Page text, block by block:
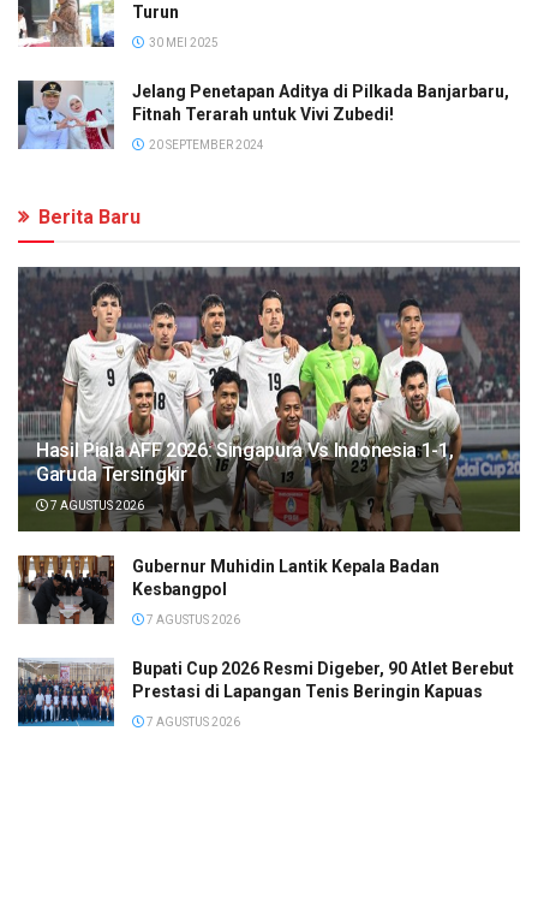
Turun
30 MEI 2025
Jelang Penetapan Aditya di Pilkada Banjarbaru,
Fitnah Terarah untuk Vivi Zubedi!
20 SEPTEMBER 2024
Berita Baru
Hasil Piala AFF 2026: Singapura Vs Indonesia 1-1,
Garuda Tersingkir
7 AGUSTUS 2026
Gubernur Muhidin Lantik Kepala Badan
Kesbangpol
7 AGUSTUS 2026
Bupati Cup 2026 Resmi Digeber, 90 Atlet Berebut
Prestasi di Lapangan Tenis Beringin Kapuas
7 AGUSTUS 2026